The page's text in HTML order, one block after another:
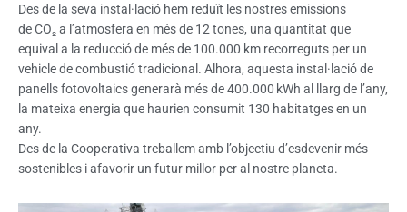
Des de la seva instal·lació hem reduït les nostres emissions
de CO₂ a l’atmosfera en més de 12 tones, una quantitat que
equival a la reducció de més de 100.000 km recorreguts per un
vehicle de combustió tradicional. Alhora, aquesta instal·lació de
panells fotovoltaics generarà més de 400.000 kWh al llarg de l’any,
la mateixa energia que haurien consumit 130 habitatges en un
any.
Des de la Cooperativa treballem amb l’objectiu d’esdevenir més
sostenibles i afavorir un futur millor per al nostre planeta.